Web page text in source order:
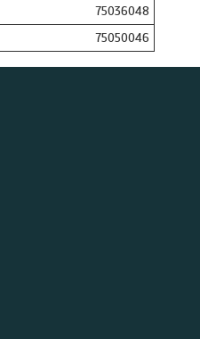
75036048
75050046